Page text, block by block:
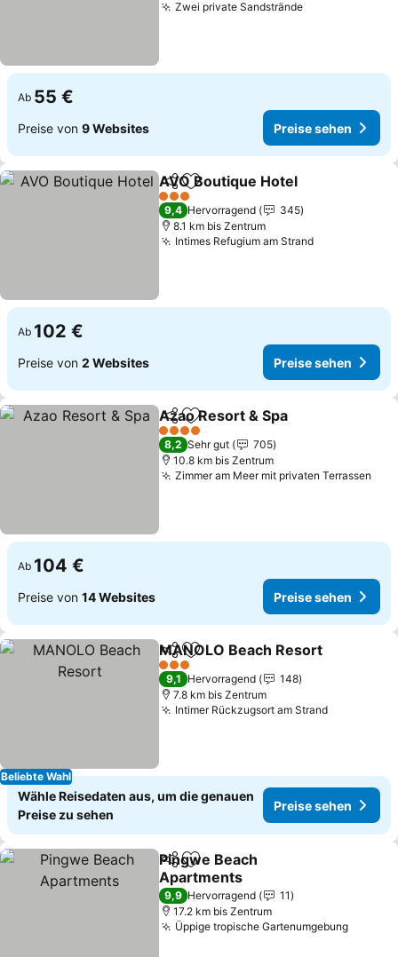
Zwei private SandsträndePreise sehen
Ab 55 €
Preise von 9 Websites Preise sehen
TeilenZu Favoriten hinzufügen
AVO Boutique Hotel
3 Sterne
9,4 Hervorragend
345
8.1 km bis Zentrum
Intimes Refugium am StrandPreise sehen
Ab 102 €
Preise von 2 Websites Preise sehen
TeilenZu Favoriten hinzufügen
Azao Resort & Spa
4 Sterne
8,2 Sehr gut
705
10.8 km bis Zentrum
Zimmer am Meer mit privaten Terrassen
Ab 104 €
Preise von 14 Websites Preise sehen
Beliebte Wahl
TeilenZu Favoriten hinzufügen
MANOLO Beach Resort
3 Sterne
9,1 Hervorragend
148
7.8 km bis Zentrum
Intimer Rückzugsort am StrandPreise
Wähle Reisedaten aus, um die genauen
Preise zu sehen
Preise sehen
TeilenZu Favoriten hinzufügen
Pingwe Beach
Apartments
Preise sehen
9,9 Hervorragend
11
17.2 km bis Zentrum
Üppige tropische GartenumgebungPreise